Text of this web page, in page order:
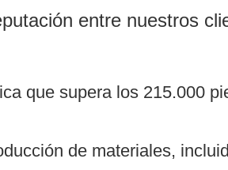
entre nuestros
que supera los 215.000
de materiales,